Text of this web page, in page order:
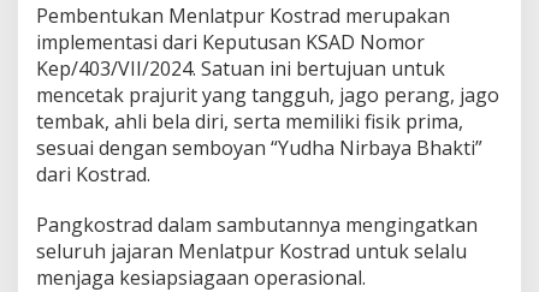
Pembentukan Menlatpur Kostrad merupakan
implementasi dari Keputusan KSAD Nomor
Kep/403/VII/2024. Satuan ini bertujuan untuk
mencetak prajurit yang tangguh, jago perang, jago
tembak, ahli bela diri, serta memiliki fisik prima,
sesuai dengan semboyan “Yudha Nirbaya Bhakti”
dari Kostrad.
Pangkostrad dalam sambutannya mengingatkan
seluruh jajaran Menlatpur Kostrad untuk selalu
menjaga kesiapsiagaan operasional.